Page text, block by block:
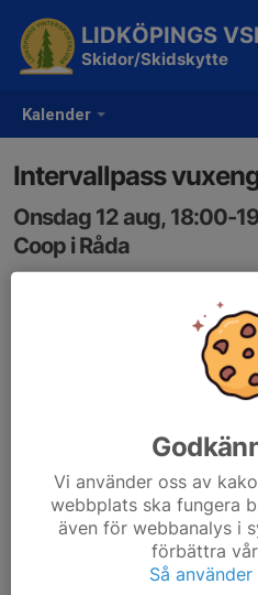
Kalender
LIDKÖPINGS
Skidor/Skidskytte
Intervallpass
Onsdag 12 aug, 18:00-
Coop i Råda
Vi tränar tillsammans i en
som du är – formen bygger vi
Onsdagar från 22 april kl.
🔹 Intervallpass
🔹 För vuxna samt
se bifogad pdf för program
Vi använder oss av
webbplats ska fungera
även för webbanalys i
förbättra
Så